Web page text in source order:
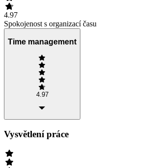
4.97
Spokojenost s organizací času
Time management
4.97
Vysvětlení práce